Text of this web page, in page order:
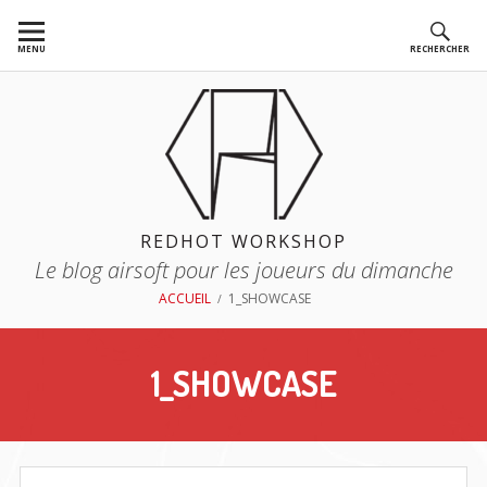
auMENU RECHERCHER
REDHOT WORKSHOP
Le blog airsoft pour les joueurs du dimanche
ACCUEIL 1_SHOWCASE
1_SHOWCASE